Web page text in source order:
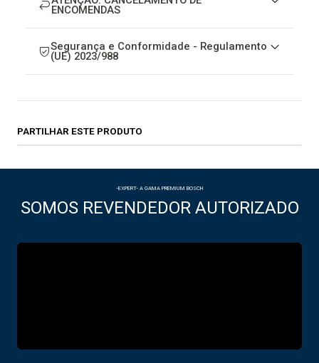
ENCOMENDAS
Segurança e Conformidade - Regulamento
(UE) 2023/988
PARTILHAR ESTE PRODUTO
-EXPERT- A GAMA PREMIUM BOSCH
SOMOS REVENDEDOR AUTORIZADO